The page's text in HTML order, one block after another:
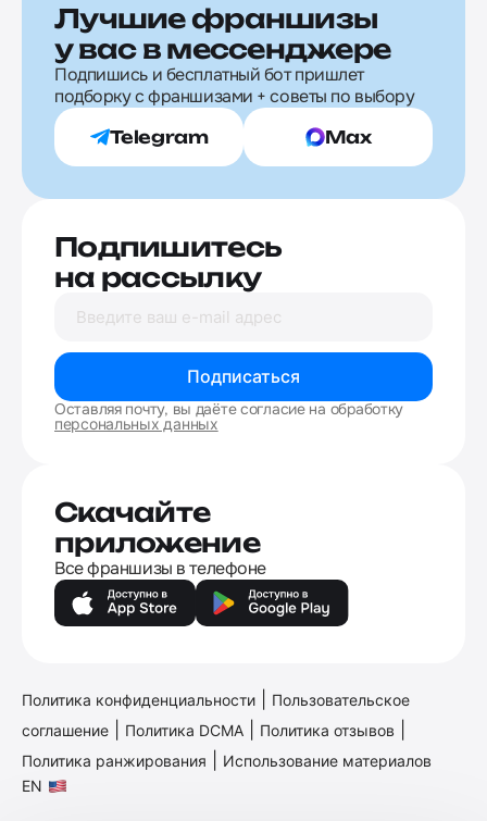
Лучшие франшизы
у вас в мессенджере
Подпишись и бесплатный бот пришлет
подборку с франшизами + советы по выбору
Telegram Max
Подпишитесь
на рассылку
Подписаться
Оставляя почту, вы даёте согласие на обработку
персональных данных
Скачайте
приложение
Все франшизы в телефоне
Политика конфиденциальности
Пользовательское
соглашение
Политика DCMA Политика отзывов
Политика ранжирования
Использование материалов
EN